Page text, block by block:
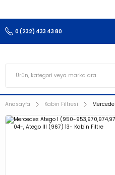
0 (232) 433 43 80
Anasayfa Kabin Filtresi